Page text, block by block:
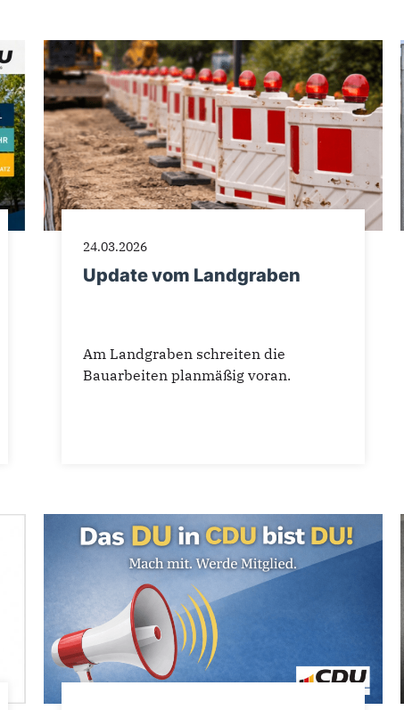
24.03.2026
Update vom Landgraben
Am Landgraben schreiten die
Bauarbeiten planmäßig voran.